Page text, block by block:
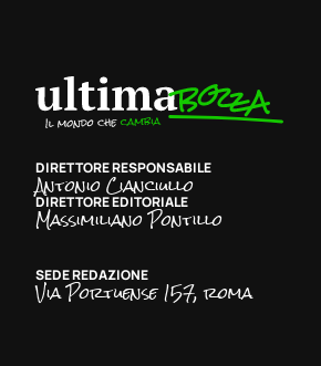
DIRETTORE RESPONSABILE
Antonio Cianciullo
DIRETTORE EDITORIALE
Massimiliano Pontillo
SEDE REDAZIONE
Via Portuense 157, roma